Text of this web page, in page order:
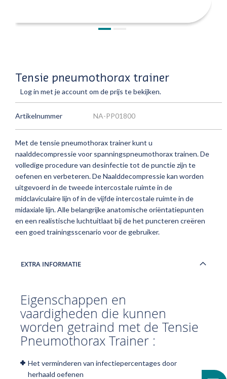
Tensie pneumothorax trainer
Log in met je account om de prijs te bekijken.
Artikelnummer NA-PP01800
Met de tensie pneumothorax trainer kunt u
naalddecompressie voor spanningspneumothorax trainen. De
volledige procedure van desinfectie tot de punctie zijn te
oefenen en verbeteren. De Naalddecompressie kan worden
uitgevoerd in de tweede intercostale ruimte in de
midclaviculaire lijn of in de vijfde intercostale ruimte in de
midaxiale lijn. Alle belangrijke anatomische oriëntatiepunten
en een realistische luchtuitlaat bij de het puncteren creëren
een goed trainingsscenario voor de gebruiker.
EXTRA INFORMATIE
Eigenschappen en
vaardigheden die kunnen
worden getraind met de Tensie
Pneumothorax Trainer :
Het verminderen van infectiepercentages door
herhaald oefenen